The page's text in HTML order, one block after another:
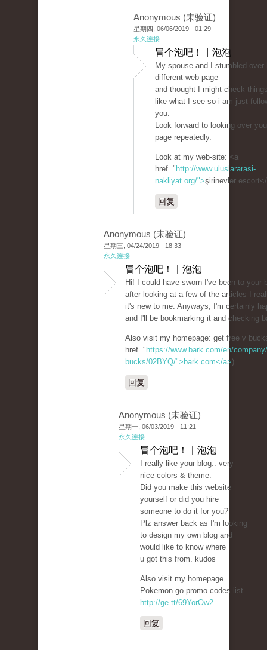
Anonymous (未验证)
星期四, 06/06/2019 - 01:29
永久连接
冒个泡吧！ | 泡泡
My spouse and I stumbled over
different web page
and thought I might check
like what I see so i am just
you.
Look forward to looking over
page repeatedly.
Look at my web-site: <a
href=" http://www.uluslararasi-
nakliyat.org/">şirinevler
回复
Anonymous (未验证)
星期三, 04/24/2019 - 18:33
永久连接
冒个泡吧！ | 泡泡
Hi! I could have sworn I've been to your
after looking at a few of the articles I
it's new to me. Anyways, I'm certainly
and I'll be bookmarking it and checking
Also visit my homepage: get free v
href=" https://www.bark.com/en/
bucks/02BYQ/">bark.com</a>)
回复
Anonymous (未验证)
星期一, 06/03/2019 - 11:21
永久连接
冒个泡吧！ | 泡泡
I really like your blog.. very
nice colors & theme.
Did you make this website
yourself or did you hire
someone to do it for you?
Plz answer back as I'm looking
to design my own blog and
would like to know where
u got this from. kudos
Also visit my homepage ...
Pokemon go promo codes list -
http://ge.tt/69YorOw2
回复